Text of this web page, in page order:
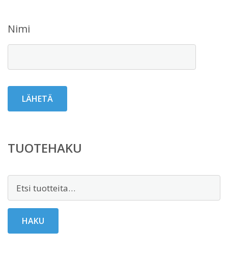
Nimi
TUOTEHAKU
HAKU